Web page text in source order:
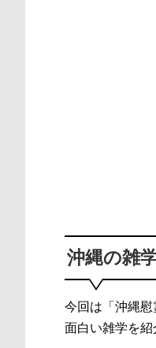
沖縄の雑
今回は「沖縄
面白い雑学を紹